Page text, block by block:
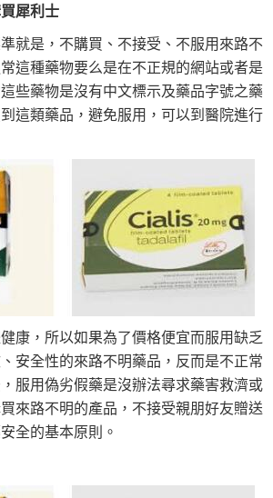
犀利士
就是，不購買、不接受、不服用來路不
這種藥物要么是在不正規的網站或者是
些藥物是沒有中文標示及藥品字號之藥
這類藥品，避免服用，可以到醫院進行
康，所以如果為了價格便宜而服用缺乏
安全性的來路不明藥品，反而是不正常
服用偽劣假藥是沒辦法尋求藥害救濟或
來路不明的產品，不接受親朋好友贈送
全的基本原則。